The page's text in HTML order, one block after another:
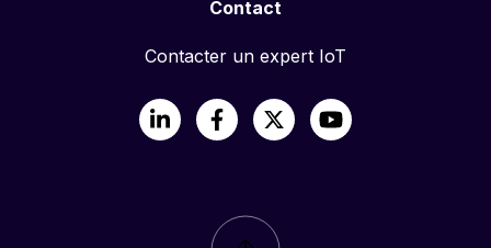
Contact
Contacter un expert IoT
LinkedInFacebook X YouTube